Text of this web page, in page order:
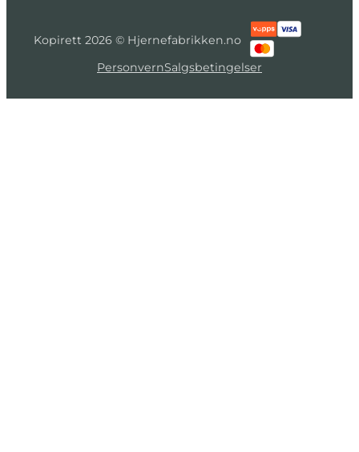
Kopirett 2026 © Hjernefabrikken.no
PersonvernSalgsbetingelser